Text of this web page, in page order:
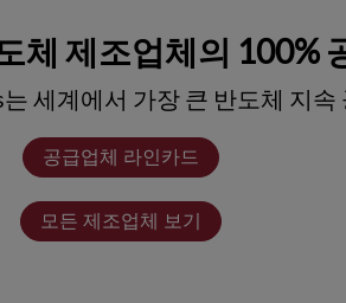
체 제조업체의 100%
세계에서 가장 큰 반도체 지속
공급업체 라인카드
모든 제조업체 보기